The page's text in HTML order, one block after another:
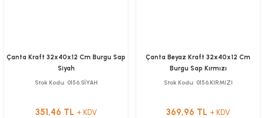
Çanta Kraft 32x40x12 Cm Burgu Sap
Siyah
Stok Kodu 0156.SİYAH
351,46 TL + KDV
Çanta Beyaz Kraft 32x40x12 Cm
Burgu Sap Kırmızı
Stok Kodu 0156.KIRMIZI
369,96 TL + KDV